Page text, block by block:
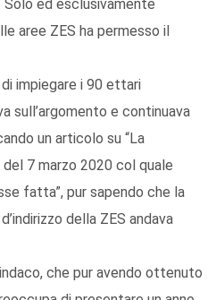
ed esclusivamente
aree ZES ha permesso il
impiegare i 90 ettari
sull’argomento e continuava
un articolo su “La
7 marzo 2020 col quale
fatta”, pur sapendo che la
della ZES andava
che pur avendo ottenuto